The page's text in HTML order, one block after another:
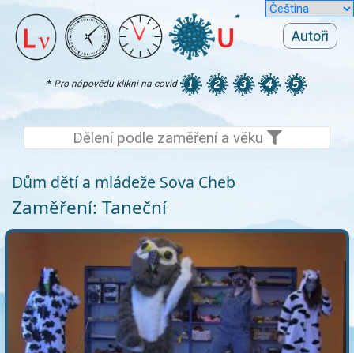
Autoři
* Pro nápovědu klikni na covid
Dělení podle zaměření a věku
Dům dětí a mládeže Sova Cheb
Zaměření: Taneční